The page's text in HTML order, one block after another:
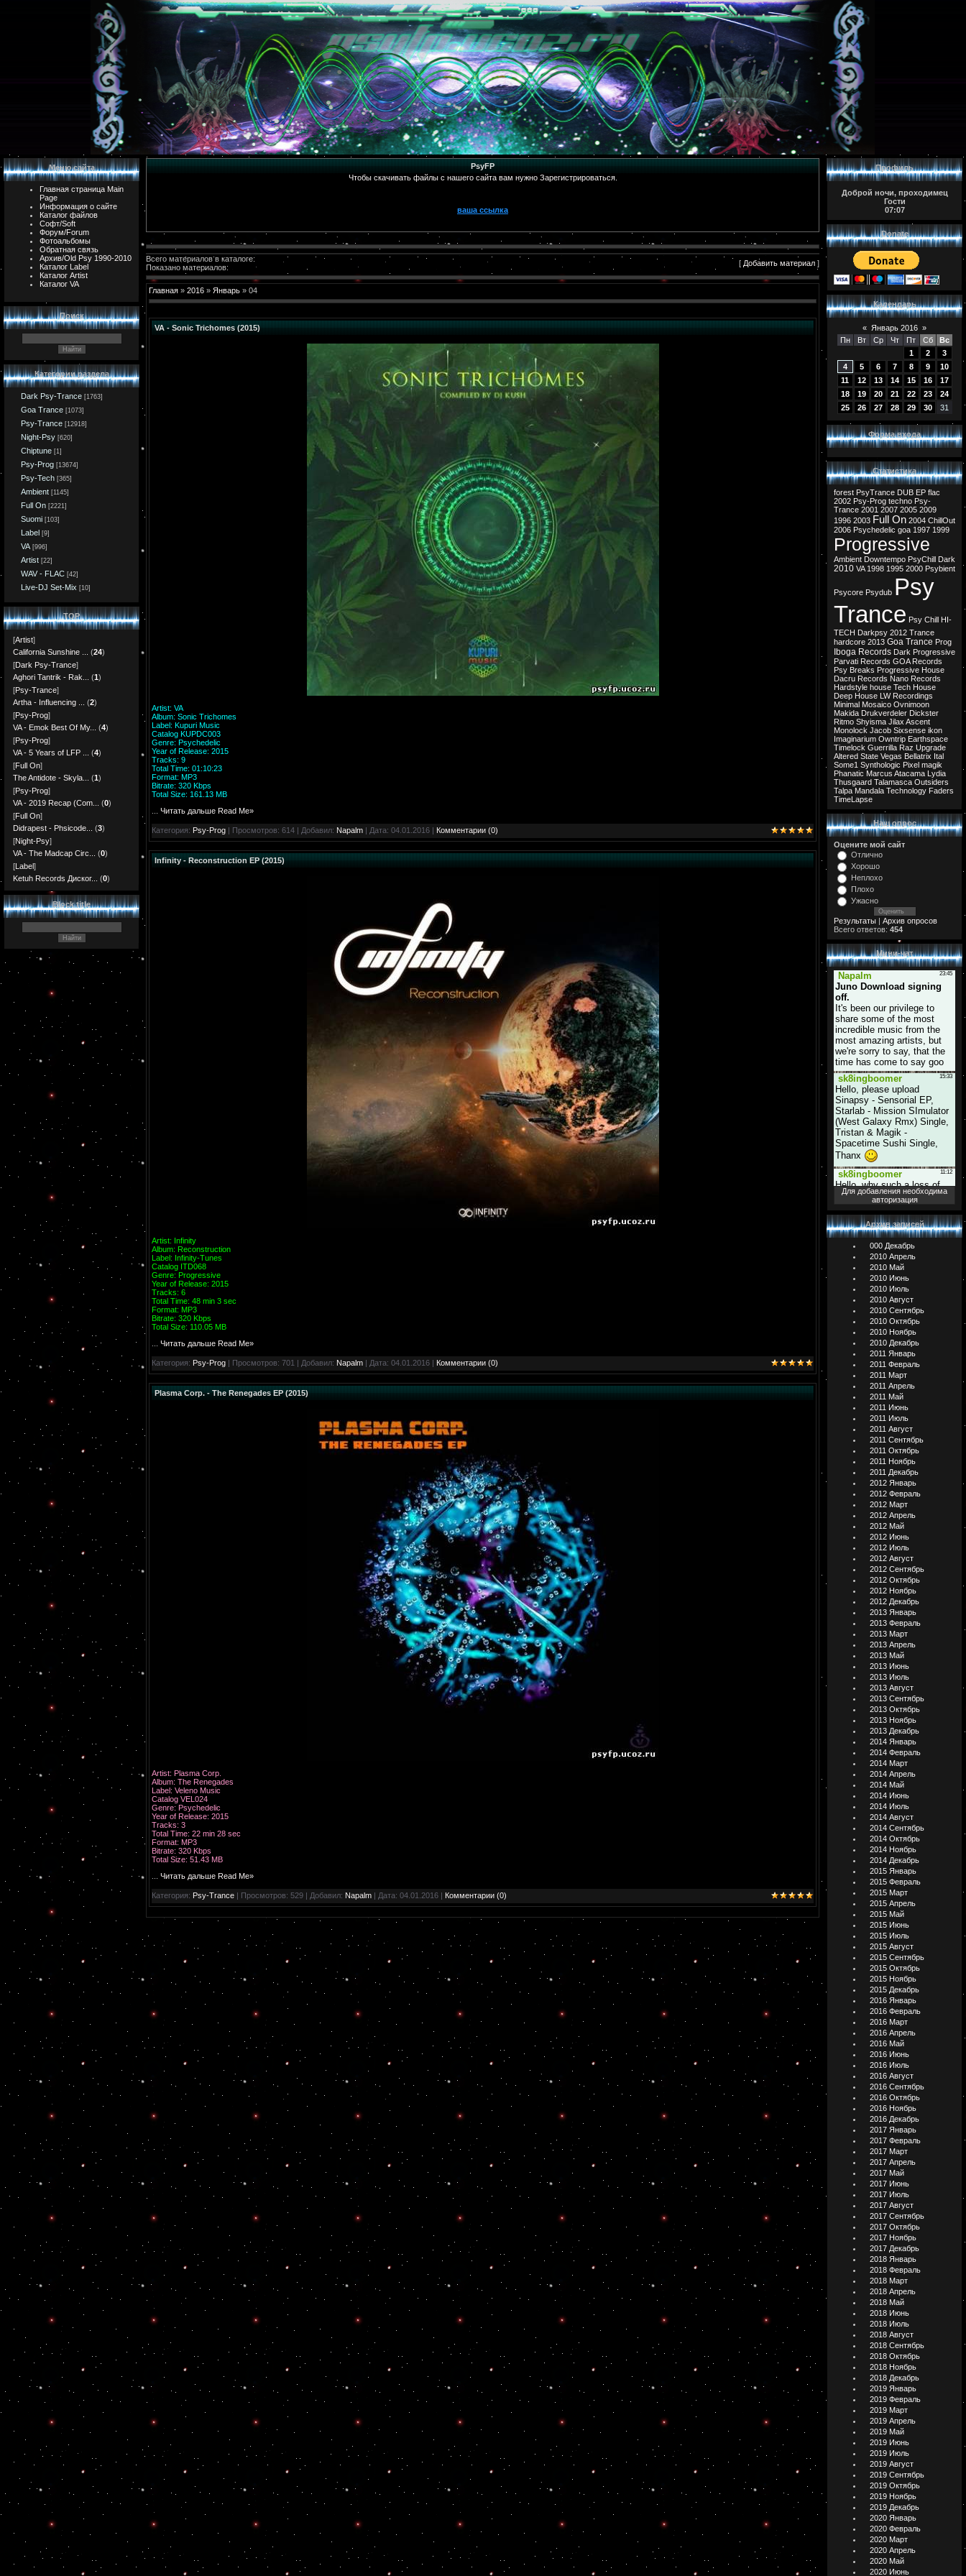
Меню сайта
Главная страница Main
Page
Информация о сайте
Каталог файлов
Софт/Soft
Форум/Forum
Фотоальбомы
Обратная связь
Архив/Old Psy 1990-2010
Каталог Label
Каталог Artist
Каталог VA
Поиск
Категории раздела
Dark Psy-Trance [1763]
Goa Trance [1073]
Psy-Trance [12918]
Night-Psy [620]
Chiptune [1]
Psy-Prog [13674]
Psy-Tech [365]
Ambient [1145]
Full On [2221]
Suomi [103]
Label [9]
VA [996]
Artist [22]
WAV - FLAC [42]
Live-DJ Set-Mix [10]
TOP
[Artist]
California Sunshine ...
(24)
[Dark Psy-Trance]
Aghori Tantrik - Rak...
(1)
[Psy-Trance]
Artha - Influencing ...
(2)
[Psy-Prog]
VA - Emok Best Of My...
(4)
[Psy-Prog]
VA - 5 Years of LFP ...
(4)
[Full On]
The Antidote - Skyla...
(1)
[Psy-Prog]
VA - 2019 Recap (Com...
(0)
[Full On]
Didrapest - Phsicode...
(3)
[Night-Psy]
VA - The Madcap Circ...
(0)
[Label]
Ketuh Records Диског...
(0)
Block title
PsyFP
Чтобы скачивать файлы с нашего сайта вам нужно Зарегистрироваться.
ваша ссылка
Всего материалов в каталоге:
Показано материалов:
[ Добавить материал ]
Главная » 2016 » Январь » 04
VA - Sonic Trichomes (2015)
Artist: VA
Album: Sonic Trichomes
Label: Kupuri Music
Catalog KUPDC003
Genre: Psychedelic
Year of Release: 2015
Tracks: 9
Total Time: 01:10:23
Format: MP3
Bitrate: 320 Kbps
Total Size: 161.13 MB
Читать дальше Read Me»
Категория: Psy-Prog | Просмотров: 614 | Добавил: Napalm | Дата: 04.01.2016 Комментарии (0)
Infinity - Reconstruction EP (2015)
Artist: Infinity
Album: Reconstruction
Label: Infinity-Tunes
Catalog ITD068
Genre: Progressive
Year of Release: 2015
Tracks: 6
Total Time: 48 min 3 sec
Format: MP3
Bitrate: 320 Kbps
Total Size: 110.05 MB
Читать дальше Read Me»
Категория: Psy-Prog | Просмотров: 701 | Добавил: Napalm | Дата: 04.01.2016 Комментарии (0)
Plasma Corp. - The Renegades EP (2015)
Artist: Plasma Corp.
Album: The Renegades
Label: Veleno Music
Catalog VEL024
Genre: Psychedelic
Year of Release: 2015
Tracks: 3
Total Time: 22 min 28 sec
Format: MP3
Bitrate: 320 Kbps
Total Size: 51.43 MB
Читать дальше Read Me»
Категория: Psy-Trance | Просмотров: 529 | Добавил: Napalm | Дата: 04.01.2016 Комментарии (0)
Профиль
Доброй ночи, проходимец
Гости
07:07
Donate
Календарь
« Январь 2016 »
Пн
Вт Ср Чт Пт Сб
Вс
1
2
3
4
5 6 7 8 9
10
11
12 13 14 15 16
17
18
19 20 21 22 23
24
25
26 27 28 29 30 31
Форма входа
Статистика
forest PsyTrance DUB EP flac
2002 Psy-Prog techno Psy-
Trance 2001 2007 2005 2009
1996 2003 Full On 2004 ChillOut
2006 Psychedelic goa 1997 1999
Progressive
Ambient Downtempo PsyChill Dark
2010 VA 1998 1995 2000 Psybient
Psycore Psydub Psy
Trance Psy Chill HI-
TECH Darkpsy 2012 Trance
hardcore 2013 Goa Trance Prog
Iboga Records Dark Progressive
Parvati Records GOA Records
Psy Breaks Progressive House
Dacru Records Nano Records
Hardstyle house Tech House
Deep House LW Recordings
Minimal Mosaico Ovnimoon
Makida Drukverdeler Dickster
Ritmo Shyisma Jilax Ascent
Monolock Jacob Sixsense ikon
Imaginarium Owntrip Earthspace
Timelock Guerrilla Raz Upgrade
Altered State Vegas Bellatrix Ital
Some1 Synthologic Pixel magik
Phanatic Marcus Atacama Lydia
Thusgaard Talamasca Outsiders
Talpa Mandala Technology Faders
TimeLapse
Наш опрос
Оцените мой сайт
Отлично
Хорошо
Неплохо
Плохо
Ужасно
Результаты | Архив опросов
Всего ответов: 454
Мини-чат
Для добавления необходима
авторизация
Архив записей
000 Декабрь
2010 Апрель
2010 Май
2010 Июнь
2010 Июль
2010 Август
2010 Сентябрь
2010 Октябрь
2010 Ноябрь
2010 Декабрь
2011 Январь
2011 Февраль
2011 Март
2011 Апрель
2011 Май
2011 Июнь
2011 Июль
2011 Август
2011 Сентябрь
2011 Октябрь
2011 Ноябрь
2011 Декабрь
2012 Январь
2012 Февраль
2012 Март
2012 Апрель
2012 Май
2012 Июнь
2012 Июль
2012 Август
2012 Сентябрь
2012 Октябрь
2012 Ноябрь
2012 Декабрь
2013 Январь
2013 Февраль
2013 Март
2013 Апрель
2013 Май
2013 Июнь
2013 Июль
2013 Август
2013 Сентябрь
2013 Октябрь
2013 Ноябрь
2013 Декабрь
2014 Январь
2014 Февраль
2014 Март
2014 Апрель
2014 Май
2014 Июнь
2014 Июль
2014 Август
2014 Сентябрь
2014 Октябрь
2014 Ноябрь
2014 Декабрь
2015 Январь
2015 Февраль
2015 Март
2015 Апрель
2015 Май
2015 Июнь
2015 Июль
2015 Август
2015 Сентябрь
2015 Октябрь
2015 Ноябрь
2015 Декабрь
2016 Январь
2016 Февраль
2016 Март
2016 Апрель
2016 Май
2016 Июнь
2016 Июль
2016 Август
2016 Сентябрь
2016 Октябрь
2016 Ноябрь
2016 Декабрь
2017 Январь
2017 Февраль
2017 Март
2017 Апрель
2017 Май
2017 Июнь
2017 Июль
2017 Август
2017 Сентябрь
2017 Октябрь
2017 Ноябрь
2017 Декабрь
2018 Январь
2018 Февраль
2018 Март
2018 Апрель
2018 Май
2018 Июнь
2018 Июль
2018 Август
2018 Сентябрь
2018 Октябрь
2018 Ноябрь
2018 Декабрь
2019 Январь
2019 Февраль
2019 Март
2019 Апрель
2019 Май
2019 Июнь
2019 Июль
2019 Август
2019 Сентябрь
2019 Октябрь
2019 Ноябрь
2019 Декабрь
2020 Январь
2020 Февраль
2020 Март
2020 Апрель
2020 Май
2020 Июнь